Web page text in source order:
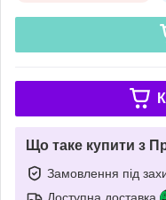
Що таке купити з
Замовлення під
Доступна доставка